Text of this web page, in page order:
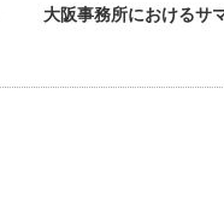
大阪事務所におけるサ